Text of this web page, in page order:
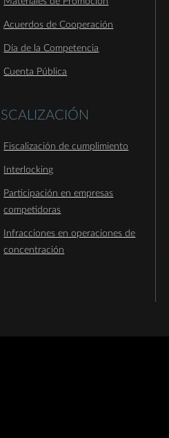
Acuerdos de Cooperación
Día de la Competencia
Cuenta Pública
Fiscalización de cumplimiento
Interlocking
Participación en empresas
competidoras
Infracciones en operaciones de
concentración